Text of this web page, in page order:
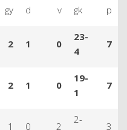
gy d v gk p
2 1 0
23-
4
7
2 1 0
19-
1
7
1 0 2
2-
3